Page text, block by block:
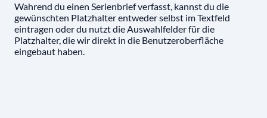
Wahrend du einen Serienbrief verfasst, kannst du die
gewünschten Platzhalter entweder selbst im Textfeld
eintragen oder du nutzt die Auswahlfelder für die
Platzhalter, die wir direkt in die Benutzeroberfläche
eingebaut haben.